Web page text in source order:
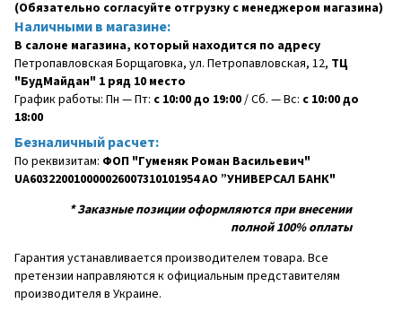
(Обязательно согласуйте отгрузку с менеджером магазина)
Наличными в магазине:
В салоне магазина, который находится по адресу
Петропавловская Борщаговка, ул. Петропавловская, 12, ТЦ
"БудМайдан" 1 ряд 10 место
График работы: Пн — Пт: с 10:00 до 19:00/ Сб. — Вс: с 10:00 до
18:00
Безналичный расчет:
По реквизитам: ФОП "Гуменяк Роман Васильевич"
UA603220010000026007310101954 АО ”УНИВЕРСАЛ БАНК"
*Заказные позиции оформляются при внесении
полной 100% оплаты
Гарантия устанавливается производителем товара. Все
претензии направляются к официальным представителям
производителя в Украине.